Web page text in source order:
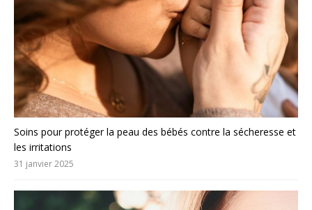
Soins pour protéger la peau des bébés contre la sécheresse et
les irritations
31 janvier 2025